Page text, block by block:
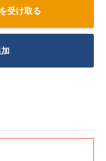
受け取る